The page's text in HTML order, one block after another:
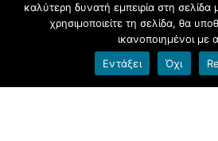
Φιλοξενείται στοblogs.sch.gr |
Head Blog
Όροι χρήσης blogs.sch.gr|Δήλωση
καλύτερη δυνατή εμπειρία στη
χρησιμοποιείτε τη σελίδα, θα
ικανοποιημένοι με
Εντάξει
Όχι